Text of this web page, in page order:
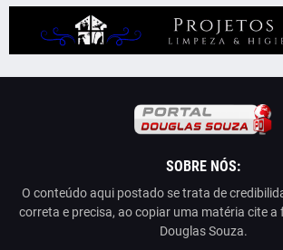
SOBRE NÓS:
O conteúdo aqui postado se trata de
correta e precisa, ao copiar uma matéria cite a
Douglas Souza.